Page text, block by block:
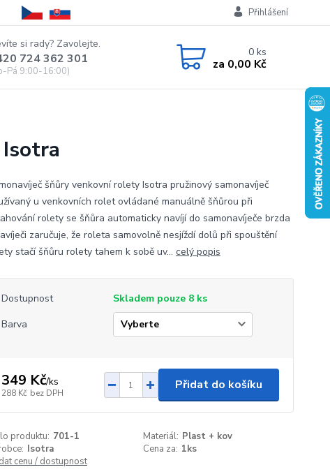
Přihlášení
si rady? Zavolejte.
724 362 301
Pá 9:00-16:00)
0ks
za 0,00 Kč
šňůry venkovní rolety Isotra pružinový samonavíječ
u venkovních rolet ovládané manuálně šňůrou při
rolety se šňůra automaticky navíjí do samonavíječe brzda
zaručuje, že roleta samovolně nesjíždí dolů při spouštění
stačí šňůru rolety tahem k sobě uv... celý popis
Dostupnost
Skladem pouze 8 ks
Barva
349 Kč/ks
288 Kč bez DPH
Přidat do košíku
produktu: 701-1 Materiál: Plast + kov
Isotra Cena za: 1ks
cenu / dostupnost